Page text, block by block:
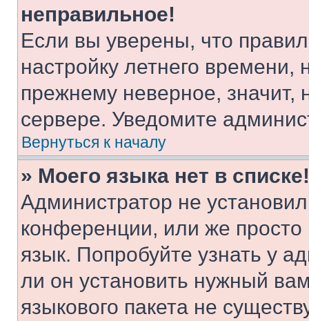
неправильное!
Если вы уверены, что
настройку летнего
прежнему неверное, значит,
сервере. Уведомите
Вернуться к началу
» Моего языка нет в списке!
Администратор не
конференции, или же
язык. Попробуйте узнать у
ли он установить нужный
языкового пакета не